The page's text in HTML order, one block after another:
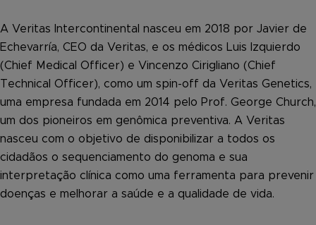
A Veritas Intercontinental nasceu em 2018 por Javier de
Echevarría, CEO da Veritas, e os médicos Luis Izquierdo
(Chief Medical Officer) e Vincenzo Cirigliano (Chief
Technical Officer), como um spin-off da Veritas Genetics,
uma empresa fundada em 2014 pelo Prof. George Church,
um dos pioneiros em genômica preventiva. A Veritas
nasceu com o objetivo de disponibilizar a todos os
cidadãos o sequenciamento do genoma e sua
interpretação clínica como uma ferramenta para prevenir
doenças e melhorar a saúde e a qualidade de vida.